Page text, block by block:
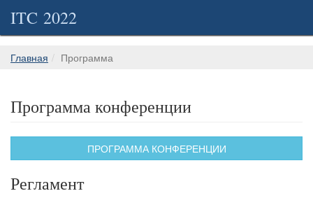
ITC 2022
Главная Программа
Программа конференции
ПРОГРАММА КОНФЕРЕНЦИИ
Регламент